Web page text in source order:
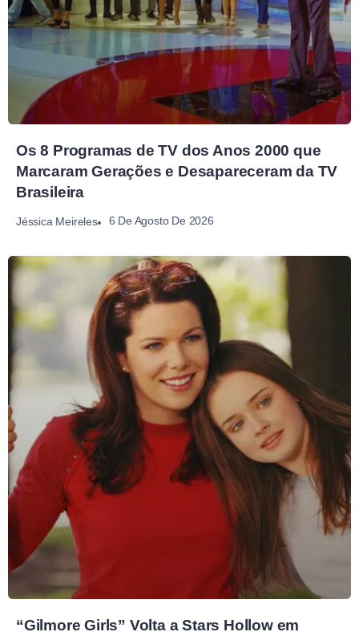
Os 8 Programas de TV dos Anos 2000 que
Marcaram Gerações e Desapareceram da TV
Brasileira
Jéssica Meireles 6 De Agosto De 2026
“Gilmore Girls” Volta a Stars Hollow em